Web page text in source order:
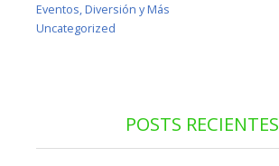
Eventos, Diversión y Más
Uncategorized
POSTS RECIENTES